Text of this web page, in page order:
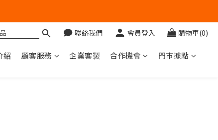
聯絡我們 會員登入 購物車(0)
紹 顧客服務 企業客製 合作機會 門市據點